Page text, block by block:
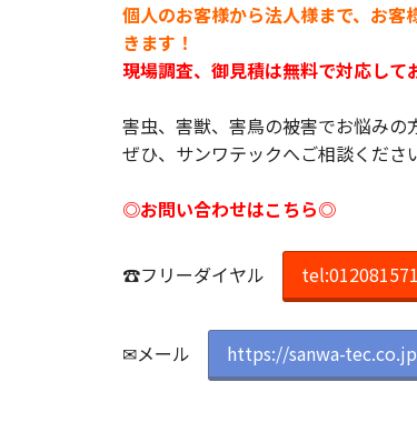
個人のお客様から法人様まで、お
きます！
現場調査、御見積は無料で対応して
害虫、害獣、害鳥の被害でお悩みの
ぜひ、サンワテックへご相談くださ
◎お問い合わせはこちら◎
☎フリーダイヤル
✉メール https://sanwa-